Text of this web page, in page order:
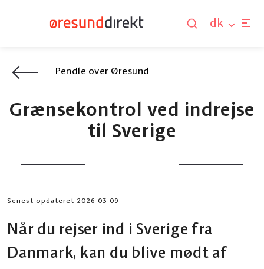
dk
Pendle over Øresund
Grænsekontrol ved indrejse
til Sverige
Senest opdateret 2026-03-09
Når du rejser ind i Sverige fra
Danmark, kan du blive mødt af